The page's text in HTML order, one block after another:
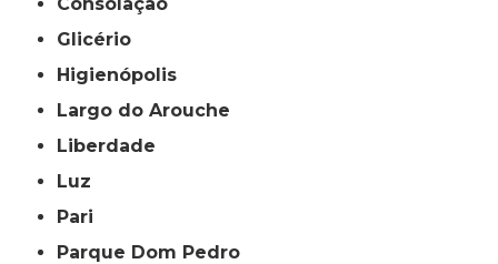
Glicério
Higienópolis
Largo do Arouche
Liberdade
Luz
Pari
Parque Dom Pedro